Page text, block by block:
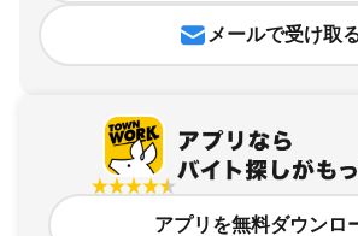
メールで受け取
アプリを無料ダウンロ